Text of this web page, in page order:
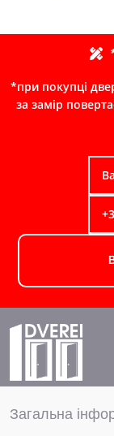
*при покупці
за замір
Загальна